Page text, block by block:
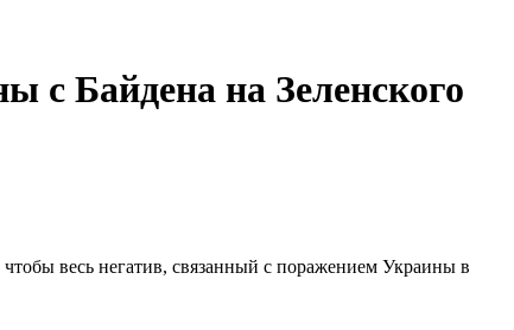
с Байдена на Зеленского
весь негатив, связанный с поражением Украины в